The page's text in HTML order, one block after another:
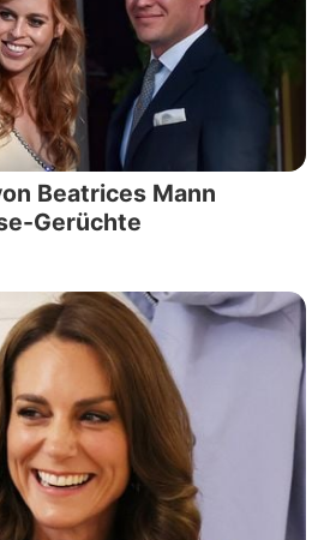
Beatrices Mann
Gerüchte